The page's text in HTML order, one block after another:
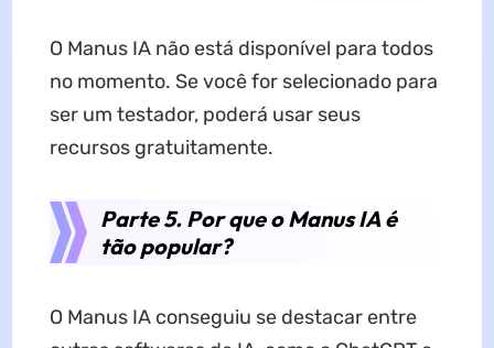
O Manus IA não está disponível para todos
no momento. Se você for selecionado para
ser um testador, poderá usar seus
recursos gratuitamente.
Parte 5. Por que o Manus IA é
tão popular?
O Manus IA conseguiu se destacar entre